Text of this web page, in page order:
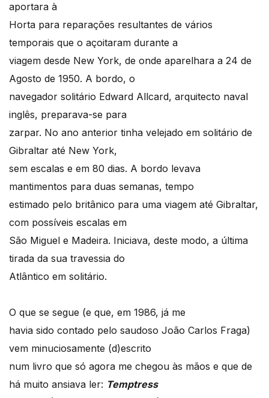
aportara à
Horta para reparações resultantes de vários
temporais que o açoitaram durante a
viagem desde New York, de onde aparelhara a 24 de
Agosto de 1950. A bordo, o
navegador solitário Edward Allcard, arquitecto naval
inglês, preparava-se para
zarpar. No ano anterior tinha velejado em solitário de
Gibraltar até New York,
sem escalas e em 80 dias. A bordo levava
mantimentos para duas semanas, tempo
estimado pelo britânico para uma viagem até Gibraltar,
com possíveis escalas em
São Miguel e Madeira. Iniciava, deste modo, a última
tirada da sua travessia do
Atlântico em solitário.
O que se segue (e que, em 1986, já me
havia sido contado pelo saudoso João Carlos Fraga)
vem minuciosamente (d)escrito
num livro que só agora me chegou às mãos e que de
há muito ansiava ler: Temptress